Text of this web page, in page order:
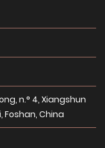
n.° 4, Xiangshun
Foshan, China